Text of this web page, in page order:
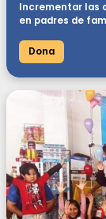
Incrementar las
en padres de
Dona